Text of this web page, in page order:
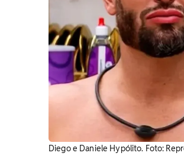
Diego e Daniele Hypólito. Foto: